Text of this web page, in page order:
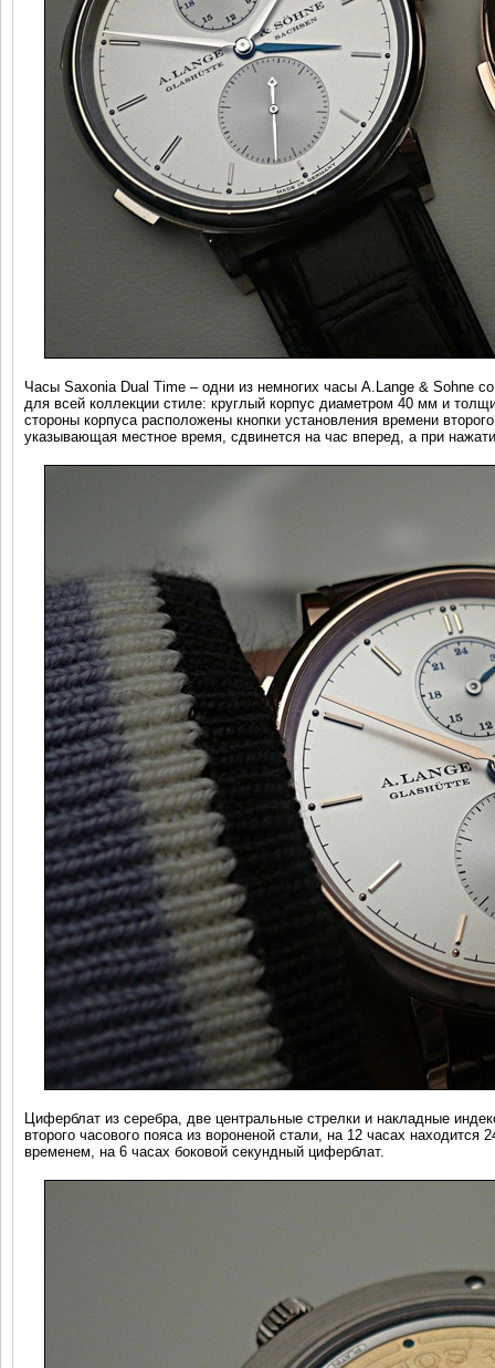
Часы Saxonia Dual Time – одни из немногих часы A.Lange & Sohne
для всей коллекции стиле: круглый корпус диаметром 40 мм и
стороны корпуса расположены кнопки установления времени
указывающая местное время, сдвинется на час вперед, а при
Циферблат из серебра, две центральные стрелки и накладные
второго часового пояса из вороненой стали, на 12 часах
временем, на 6 часах боковой секундный циферблат.